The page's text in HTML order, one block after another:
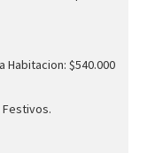
Habitacion: $540.000
Festivos.